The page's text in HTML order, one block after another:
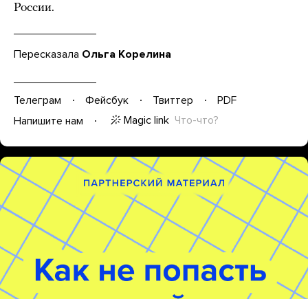
России.
Пересказала Ольга Корелина
Телеграм Фейсбук Твиттер
PDF
Напишите нам
Magic link Что-что?